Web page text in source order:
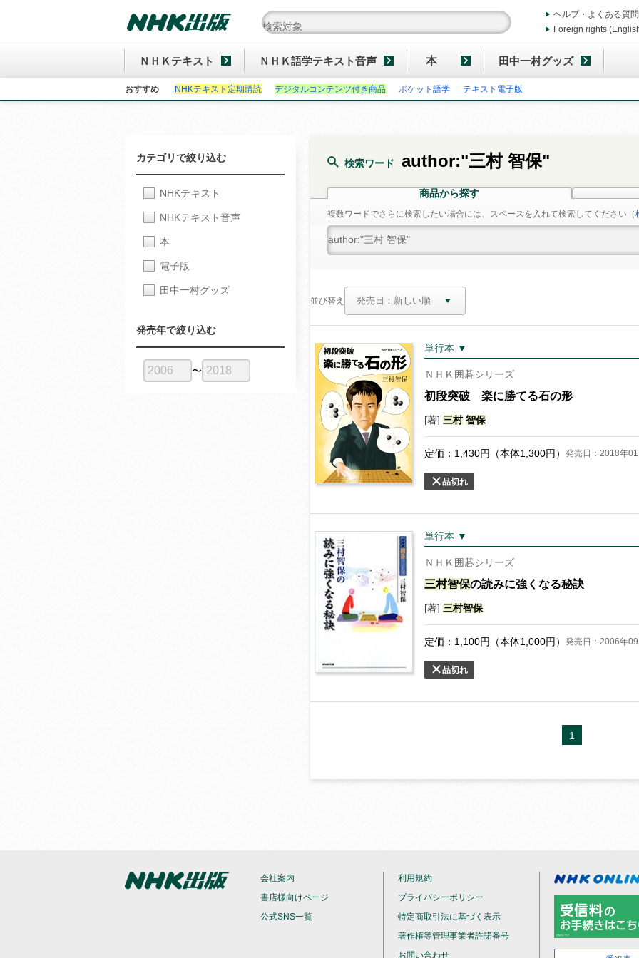
ヘルプ・よくある質問
Foreign rights
ＮＨＫテキスト ＮＨＫ語学テキスト音声 本 田中一村グッズ
おすすめ NHKテキスト定期購読 デジタルコンテンツ付き商品 ポケット語学 テキスト電子版
検索ワード author:"三村 智保"
商品から探す
複数ワードでさらに検索したい場合には、スペースを入れて検索してください（
並び替え
単行本 ▼
ＮＨＫ囲碁シリーズ
初段突破 楽に勝てる石の形
[著] 三村 智保
定価： 1,430円（本体1,300円） 発売日：2018年
品切れ
単行本 ▼
ＮＨＫ囲碁シリーズ
三村智保の読みに強くなる秘訣
[著] 三村智保
定価： 1,100円（本体1,000円） 発売日：2006年
品切れ
1
カテゴリで絞り込む
NHKテキスト
NHKテキスト音声
本
電子版
田中一村グッズ
発売年で絞り込む
〜
会社案内
書店様向けページ
公式SNS一覧
利用規約
プライバシーポリシー
特定商取引法に基づく表示
著作権等管理事業者許諾番号
お問い合わせ